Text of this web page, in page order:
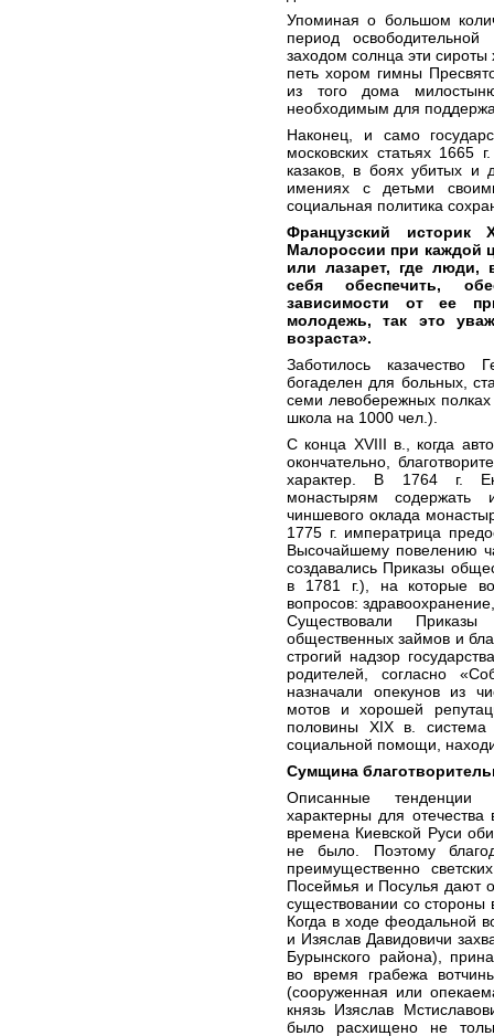
Упоминая о большом
период
заходом солнца эти
петь хором гимны
из того дома
необходимым для
Наконец, и само
московских статьях 1665
казаков, в боях убитых
имениях с детьми
социальная политика
Французский
Малороссии при каждой
или лазарет, где
себя обеспечить,
зависимости от ее
молодежь, так это
возраста».
Заботилось казачество
богаделен для больных,
семи левобережных
школа на 1000 чел.).
С конца XVIII в., когда
окончательно,
характер. В 1764 г.
монастырям содержать
чиншевого оклада
1775 г. императрица
Высочайшему повелению
создавались Приказы
в 1781 г.), на которые
вопросов:
Существовали
общественных займов и
строгий надзор
родителей, согласно
назначали опекунов из
мотов и хорошей
половины XIX в. система
социальной помощи,
Сумщина
Описанные тенденции
характерны для
времена Киевской Руси
не было. Поэтому
преимущественно
Посеймья и Посулья дают
существовании со
Когда в ходе феодальной
и Изяслав Давидовичи
Бурынского района),
во время грабежа
(сооруженная или
князь Изяслав
было расхищено не